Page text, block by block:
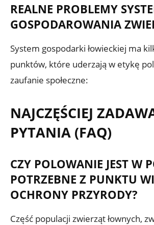
REALNE PROBLEMY
GOSPODAROWANIA
System gospodarki łowieckiej ma
punktów, które uderzają w etykę
zaufanie społeczne:
NAJCZĘŚCIEJ
PYTANIA (FAQ)
CZY POLOWANIE JEST W
POTRZEBNE Z PUNKTU
OCHRONY PRZYRODY?
Część populacji zwierząt łownych,